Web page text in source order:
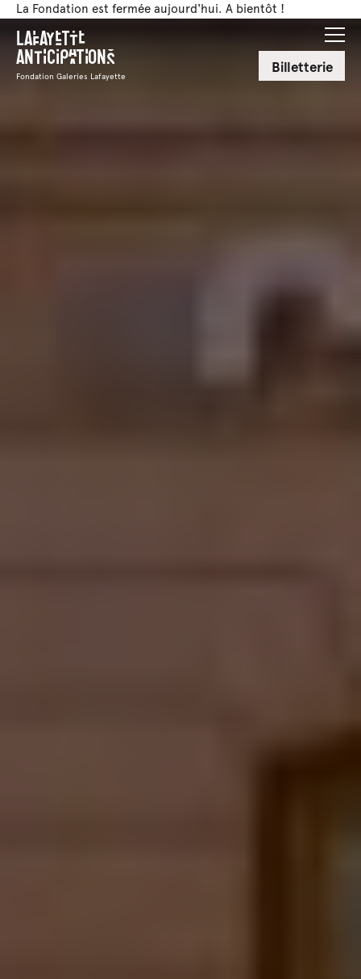
La Fondation est fermée aujourd'hui. A bientôt !
Lafayette
Anticipations
Fondation Galeries Lafayette Billetterie